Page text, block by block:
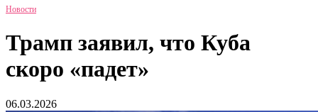
Новости
Трамп заявил, что Куба
скоро «падет»
06.03.2026